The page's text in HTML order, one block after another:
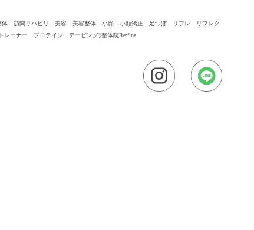
訪問リハビリ 美容 美容整体 小顔 小顔矯正 足つぼ リフレ リフレク
ナー プロテイン テーピング)|整体院Re:fine